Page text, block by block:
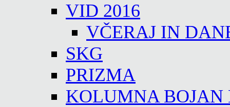
VID 2016
VČERAJ IN
SKG
PRIZMA
KOLUMNA BOJAN